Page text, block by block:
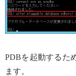
PDBを起動するた
ます。